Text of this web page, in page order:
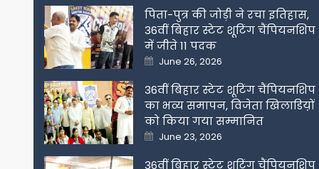
पिता-पुत्र की जोड़ी ने रचा इतिहास,
36वीं बिहार स्टेट शूटिंग चैंपियनशिप
में जीते 11 पदक
Posted
on
June 26, 2026
36वीं बिहार स्टेट शूटिंग चैंपियनशिप
का भव्य समापन, विजेता खिलाडिय़ों
को किया गया सम्मानित
Posted
on
June 23, 2026
36वीं बिहार स्टेट शूटिंग चैंपियनशिप